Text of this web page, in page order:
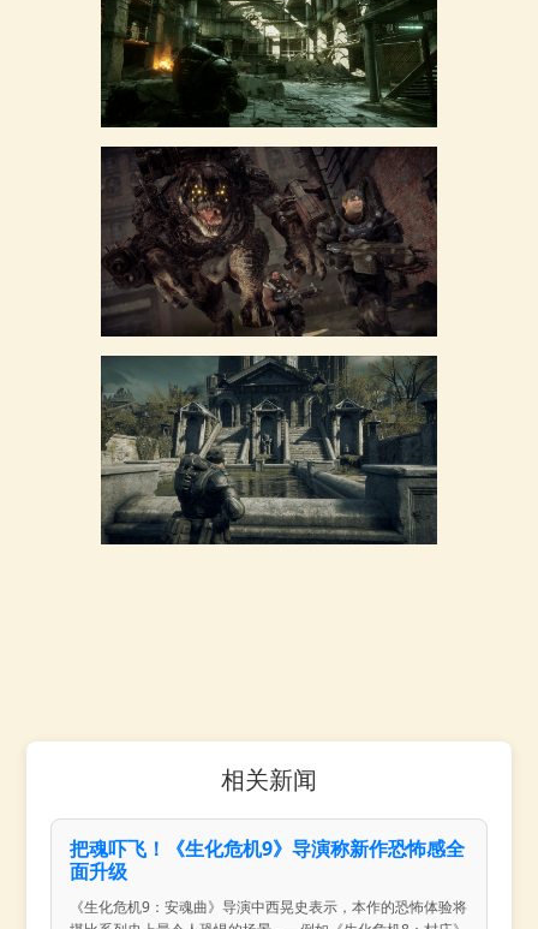
相关新闻
把魂吓飞！《生化危机9》导演称新作恐怖感全
面升级
《生化危机9：安魂曲》导演中西晃史表示，本作的恐怖体验将